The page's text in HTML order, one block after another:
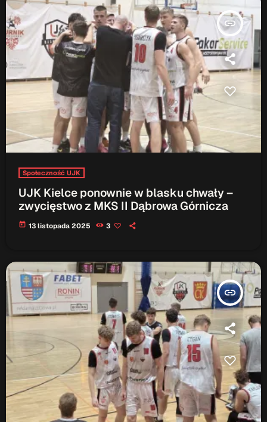
insert_link
Społeczność UJK
UJK Kielce ponownie w blasku chwały –
zwycięstwo z MKS II Dąbrowa Górnicza
today 13 listopada 2025 3
insert_link